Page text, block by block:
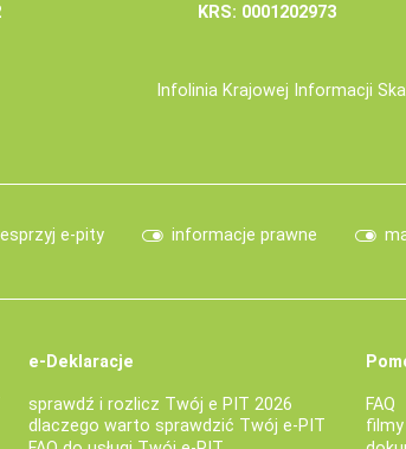
KRS: 0001202973
Infolinia Krajowej Informacji
e-pity informacje prawne
e-Deklaracje
sprawdź i rozlicz Twój e PIT 2026
dlaczego warto sprawdzić Twój e-PIT
FAQ
filmy